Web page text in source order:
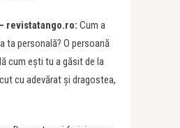
revistatango.ro: Cum a
ta personală? O persoană
cum ești tu a găsit de la
cu adevărat și dragostea,